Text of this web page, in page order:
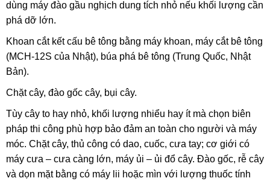
dùng máy đào gầu nghịch dung tích nhỏ nếu khối lượng cần
phá dỡ lớn.
Khoan cắt kết cấu bê tông bằng máy khoan, máy cắt bê tông
(MCH-12S của Nhật), búa phá bê tông (Trung Quốc, Nhật
Bản).
Chặt cây, đào gốc cây, bụi cây.
Tùy cây to hay nhỏ, khối lượng nhiểu hay ít mà chọn biên
pháp thi công phù hợp bảo đảm an toàn cho người và máy
móc. Chặt cây, thủ công có dao, cuốc, cưa tay; cơ giới có
máy cưa – cưa càng lớn, máy ủi – ủi đổ cây. Đào gốc, rễ cây
và dọn mặt bằng có máy lii hoặc mìn với lượng thuốc tính